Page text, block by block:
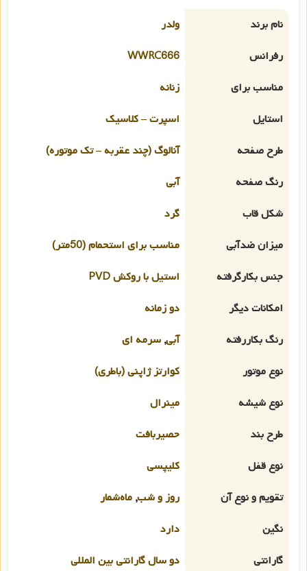
نام برند
ولدر
رفرانس
WWRC666
مناسب برای
زنانه
استایل
اسپرت – کلاسیک
طرح صفحه
آنالوگ (چند عقربه – تک موتوره)
رنگ صفحه
آبی
شکل قاب
گرد
میزان ضدآبی
مناسب برای استحمام (50متر)
جنس بکارگرفته
استیل با روکش PVD
امکانات دیگر
دو زمانه
رنگ بکاررفته
آبی, سرمه ای
نوع موتور
کوارتز ژاپنی (باطری)
نوع شیشه
مینرال
طرح بند
حصیربافت
نوع قفل
کلیپسی
تقویم و نوع آن
روز و شب, ماه‌شمار
نگین
دارد
گارانتی
دو سال گارانتی بین المللی